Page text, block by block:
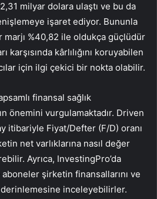
milyar dolara ulaştı ve bu da
işaret ediyor. Bununla
%40,82 ile oldukça güçlüdür
karşısında kârlılığını koruyabilen
için ilgi çekici bir nokta olabilir.
finansal sağlık
önemini vurgulamaktadır. Driven
itibariyle Fiyat/Defter (F/D) oranı
net varlıklarına nasıl değer
Ayrıca, InvestingPro’da
şirketin finansallarını ve
inceleyebilirler.